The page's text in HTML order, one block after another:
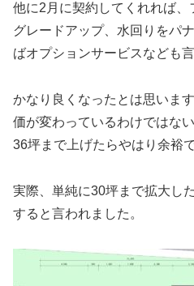
他に2月に契約してくれれば
グレードアップ、水回りをパ
ばオプションサービスなども
かなり良くなったとは思いま
価が変わっているわけではな
36坪まで上げたらやはり余裕
実際、単純に30坪まで拡大し
すると言われました。